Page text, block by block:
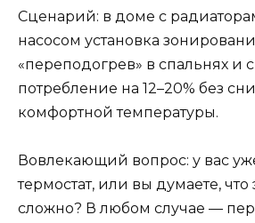
Сценарий: в доме с
насосом установка
«переподогрев» в спальнях и
потребление на 12–20% без
комфортной температуры.
Вовлекающий вопрос: у вас
термостат, или вы думаете,
сложно? В любом случае —